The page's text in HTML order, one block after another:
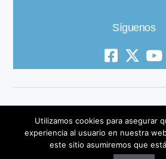
Síguenos
© 2019 All Rights
Utilizamos cookies para asegurar
experiencia al usuario en nuestra
este sitio asumiremos que